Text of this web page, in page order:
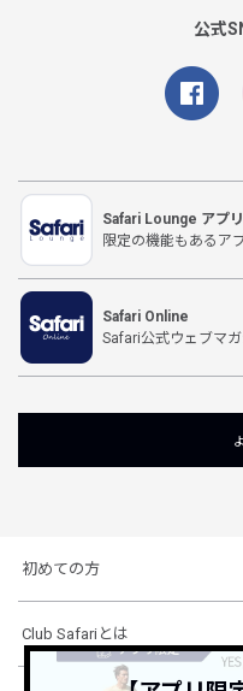
公式
Safari Lounge アプリ
限定の機能もあるア
Safari Online
Safari公式ウェブマ
初めての方
Club Safariとは